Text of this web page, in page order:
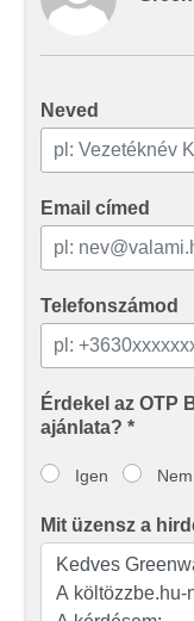
Neved
Email címed
Telefonszámod
Érdekel az OTP
ajánlata? *
Igen Nem
Mit üzensz a